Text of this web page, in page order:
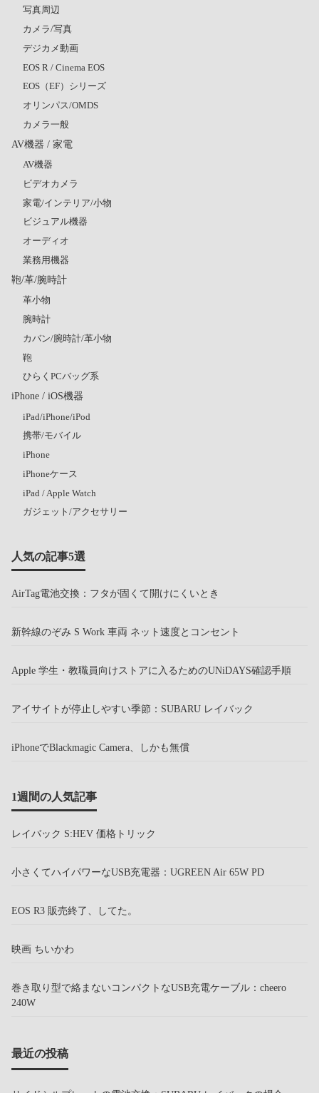
写真周辺
カメラ/写真
デジカメ動画
EOS R / Cinema EOS
EOS（EF）シリーズ
オリンパス/OMDS
カメラ一般
AV機器 / 家電
AV機器
ビデオカメラ
家電/インテリア/小物
ビジュアル機器
オーディオ
業務用機器
鞄/革/腕時計
革小物
腕時計
カバン/腕時計/革小物
鞄
ひらくPCバッグ系
iPhone / iOS機器
iPad/iPhone/iPod
携帯/モバイル
iPhone
iPhoneケース
iPad / Apple Watch
ガジェット/アクセサリー
人気の記事5選
AirTag電池交換：フタが固くて開けにくいとき
新幹線のぞみ S Work 車両 ネット速度とコンセント
Apple 学生・教職員向けストアに入るためのUNiDAYS確認手順
アイサイトが停止しやすい季節：SUBARU レイバック
iPhoneでBlackmagic Camera、しかも無償
1週間の人気記事
レイバック S:HEV 価格トリック
小さくてハイパワーなUSB充電器：UGREEN Air 65W PD
EOS R3 販売終了、してた。
映画 ちいかわ
巻き取り型で絡まないコンパクトなUSB充電ケーブル：cheero
240W
最近の投稿